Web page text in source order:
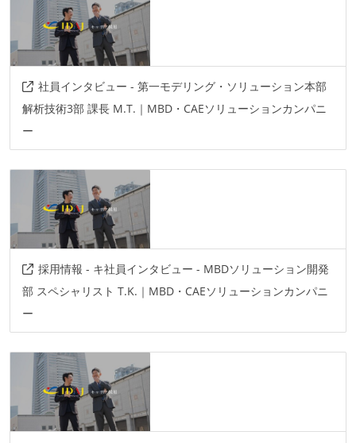
社員インタビュー - 第一モデリング・ソリューション本部
解析技術3部 課長 M.T.｜MBD・CAEソリューションカンパニ
ー
採用情報 - キ社員インタビュー - MBDソリューション開発
部 スペシャリスト T.K.｜MBD・CAEソリューションカンパニ
ー